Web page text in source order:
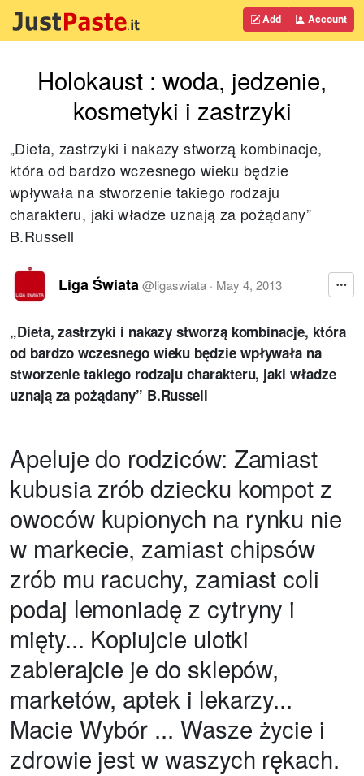
Add Account
Holokaust : woda, jedzenie,
kosmetyki i zastrzyki
„Dieta, zastrzyki i nakazy stworzą kombinacje,
która od bardzo wczesnego wieku będzie
wpływała na stworzenie takiego rodzaju
charakteru, jaki władze uznają za pożądany”
B.Russell
Liga Świata@ligaswiata · May 4, 2013
„Dieta, zastrzyki i nakazy stworzą kombinacje, która
od bardzo wczesnego wieku będzie wpływała na
stworzenie takiego rodzaju charakteru, jaki władze
uznają za pożądany” B.Russell
Apeluje do rodziców: Zamiast
kubusia zrób dziecku kompot z
owoców kupionych na rynku nie
w markecie, zamiast chipsów
zrób mu racuchy, zamiast coli
podaj lemoniadę z cytryny i
mięty... Kopiujcie ulotki
zabierajcie je do sklepów,
marketów, aptek i lekarzy...
Macie Wybór ... Wasze życie i
zdrowie jest w waszych rękach.